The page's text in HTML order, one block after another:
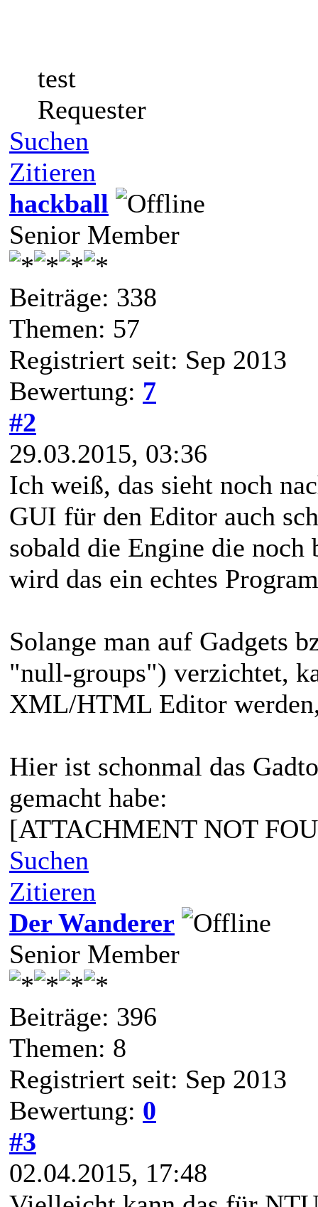
test
Requester
Suchen
Zitieren
hackball
Senior Member
Beiträge: 338
Themen: 57
Registriert seit: Sep 2013
Bewertung: 7
#2
29.03.2015, 03:36
Ich weiß, das sieht noch
GUI für den Editor auch
sobald die Engine die noch
wird das ein echtes
Solange man auf Gadgets
"null-groups") verzichtet,
XML/HTML Editor
Hier ist schonmal das
gemacht habe:
[ATTACHMENT NOT
Suchen
Zitieren
Der Wanderer
Senior Member
Beiträge: 396
Themen: 8
Registriert seit: Sep 2013
Bewertung: 0
#3
02.04.2015, 17:48